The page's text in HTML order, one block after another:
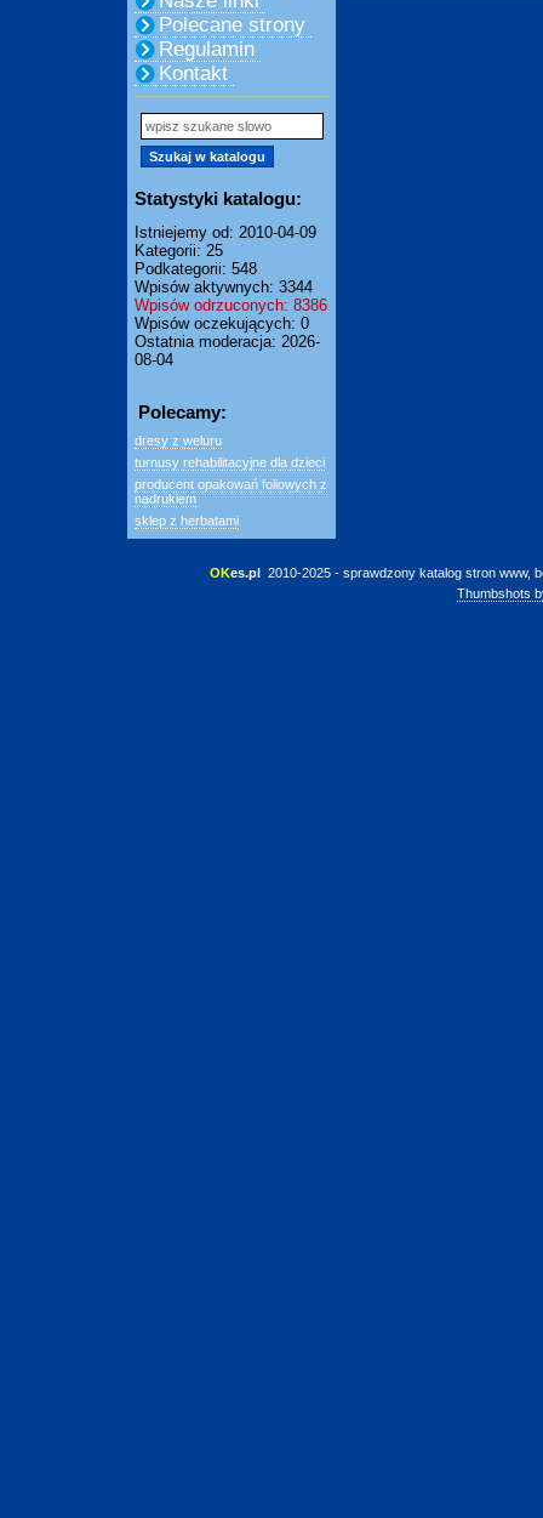
Polecane strony
Regulamin
Kontakt
Statystyki katalogu:
Istniejemy od: 2010-04-09
Kategorii: 25
Podkategorii: 548
Wpisów aktywnych: 3344
Wpisów odrzuconych: 8386
Wpisów oczekujących: 0
Ostatnia moderacja: 2026-
08-04
Polecamy:
dresy z weluru
turnusy rehabilitacyjne dla dzieci
producent opakowań foliowych z
nadrukiem
sklep z herbatami
OKes.pl 2010-2025 - sprawdzony katalog stron www,
Thumbshots